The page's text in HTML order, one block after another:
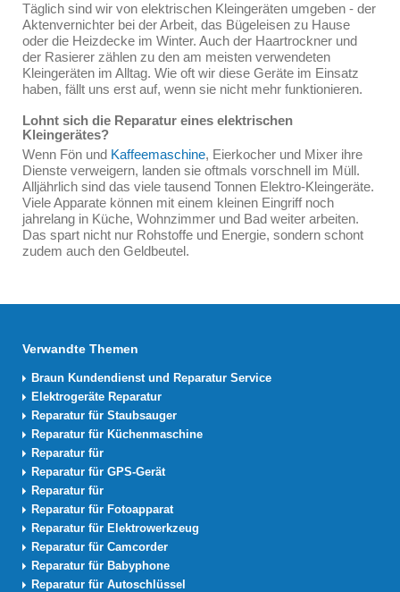
Täglich sind wir von elektrischen Kleingeräten umgeben - der
Aktenvernichter bei der Arbeit, das Bügeleisen zu Hause
oder die Heizdecke im Winter. Auch der Haartrockner und
der Rasierer zählen zu den am meisten verwendeten
Kleingeräten im Alltag. Wie oft wir diese Geräte im Einsatz
haben, fällt uns erst auf, wenn sie nicht mehr funktionieren.
Lohnt sich die Reparatur eines elektrischen
Kleingerätes?
Wenn Fön und Kaffeemaschine, Eierkocher und Mixer ihre
Dienste verweigern, landen sie oftmals vorschnell im Müll.
Alljährlich sind das viele tausend Tonnen Elektro-Kleingeräte.
Viele Apparate können mit einem kleinen Eingriff noch
jahrelang in Küche, Wohnzimmer und Bad weiter arbeiten.
Das spart nicht nur Rohstoffe und Energie, sondern schont
zudem auch den Geldbeutel.
Verwandte Themen
Braun Kundendienst und Reparatur Service
Elektrogeräte Reparatur
Reparatur für Staubsauger
Reparatur für Küchenmaschine
Reparatur für
Reparatur für GPS-Gerät
Reparatur für
Reparatur für Fotoapparat
Reparatur für Elektrowerkzeug
Reparatur für Camcorder
Reparatur für Babyphone
Reparatur für Autoschlüssel